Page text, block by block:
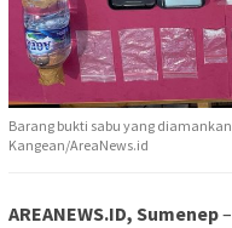
Barang bukti sabu yang
Kangean/AreaNews.id
AREANEWS.ID, Sumenep